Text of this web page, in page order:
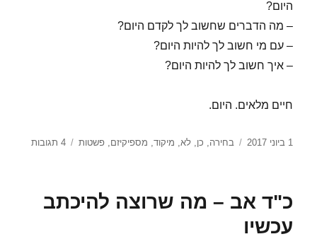
היום?
– מה הדברים שחשוב לך לקדם היום?
– עם מי חשוב לך להיות היום?
– איך חשוב לך להיות היום?
חיים מלאים. היום.
פורסם1 ביוני 2017 תגיות
בחירה, כן,לא, מיקוד, מספיקיזם,פשטות 4 תגובות
על
כ"ד אב – מה שרוצה להיכתב
עכשיו